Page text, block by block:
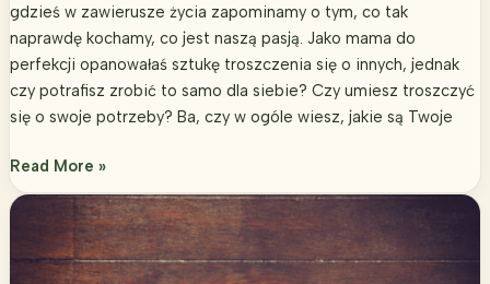
gdzieś w zawierusze życia zapominamy o tym, co tak
naprawdę kochamy, co jest naszą pasją. Jako mama do
perfekcji opanowałaś sztukę troszczenia się o innych, jednak
czy potrafisz zrobić to samo dla siebie? Czy umiesz troszczyć
się o swoje potrzeby? Ba, czy w ogóle wiesz, jakie są Twoje
Czy
wiesz,
jak
troszczyć
Read More »